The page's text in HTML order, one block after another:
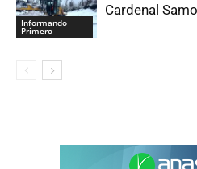
Informando
Primero
Cardenal